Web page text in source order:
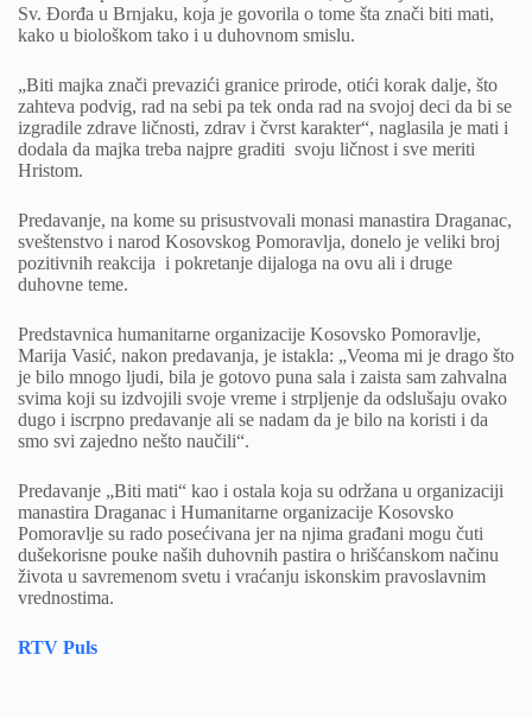
Sv. Đorđa u Brnjaku, koja je govorila o tome šta znači biti mati,
kako u biološkom tako i u duhovnom smislu.
„Biti majka znači prevazići granice prirode, otići korak dalje, što
zahteva podvig, rad na sebi pa tek onda rad na svojoj deci da bi se
izgradile zdrave ličnosti, zdrav i čvrst karakter“, naglasila je mati i
dodala da majka treba najpre graditi svoju ličnost i sve meriti
Hristom.
Predavanje, na kome su prisustvovali monasi manastira Draganac,
sveštenstvo i narod Kosovskog Pomoravlja, donelo je veliki broj
pozitivnih reakcija i pokretanje dijaloga na ovu ali i druge
duhovne teme.
Predstavnica humanitarne organizacije Kosovsko Pomoravlje,
Marija Vasić, nakon predavanja, je istakla: „Veoma mi je drago što
je bilo mnogo ljudi, bila je gotovo puna sala i zaista sam zahvalna
svima koji su izdvojili svoje vreme i strpljenje da odslušaju ovako
dugo i iscrpno predavanje ali se nadam da je bilo na koristi i da
smo svi zajedno nešto naučili“.
Predavanje „Biti mati“ kao i ostala koja su održana u organizaciji
manastira Draganac i Humanitarne organizacije Kosovsko
Pomoravlje su rado posećivana jer na njima građani mogu čuti
dušekorisne pouke naših duhovnih pastira o hrišćanskom načinu
života u savremenom svetu i vraćanju iskonskim pravoslavnim
vrednostima.
RTV Puls